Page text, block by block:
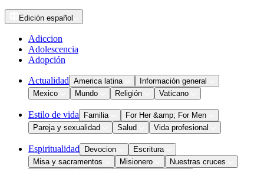
Edición español
Adiccion
Adolescencia
Adopción
Actualidad America latina
Información general
Mexico
Mundo Religión Vaticano
Estilo de vida Familia
For Her &amp; For Men
Pareja y sexualidad
Salud Vida profesional
Espiritualidad Devocion
Escritura
Misa y sacramentos
Misionero
Nuestras cruces